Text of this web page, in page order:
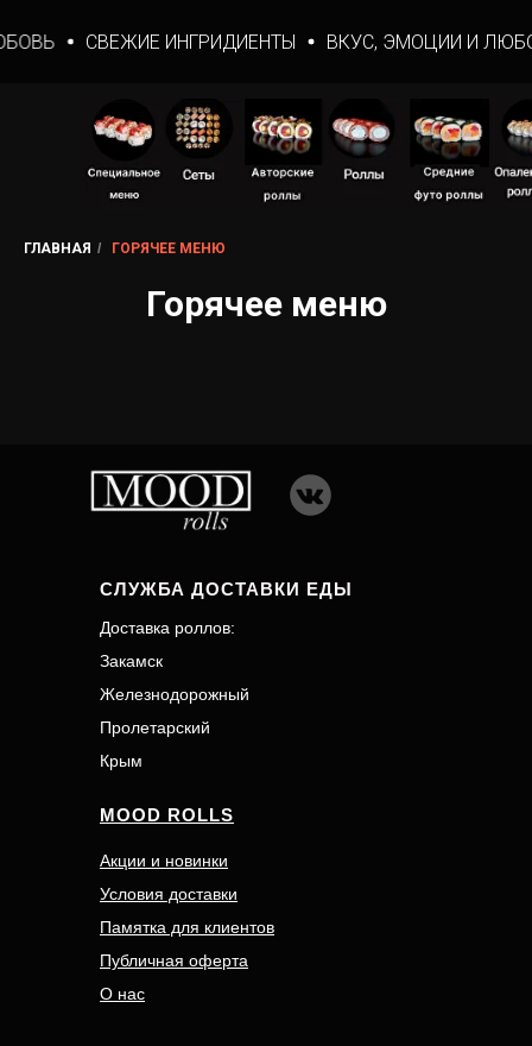
СВЕЖИЕ ИНГРИДИЕНТЫ ВКУС, ЭМОЦИИ И
ГЛАВНАЯ / ГОРЯЧЕЕ МЕНЮ
Горячее меню
СЛУЖБА ДОСТАВКИ ЕДЫ
Доставка роллов:
Закамск
Железнодорожный
Пролетарский
Крым
MOOD ROLLS
Акции и новинки
Условия доставки
Памятка для клиентов
Публичная оферта
О нас